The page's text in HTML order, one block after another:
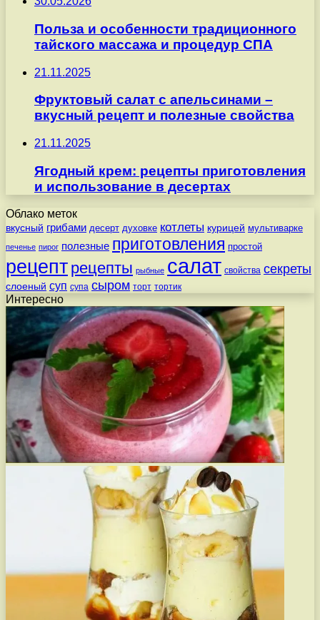
Польза и особенности традиционного
тайского массажа и процедур СПА
21.11.2025
Фруктовый салат с апельсинами –
вкусный рецепт и полезные свойства
21.11.2025
Ягодный крем: рецепты приготовления
и использование в десертах
Облако меток
вкусный грибами десерт духовке котлеты курицей мультиварке
печенье пирог полезные приготовления простой
рецепт рецепты рыбные салат свойства секреты
слоеный суп супа сыром торт тортик
Интересно